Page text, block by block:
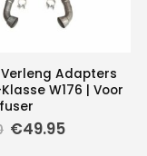
Adapters
W176 | Voor
Oorspronkelijke
€49.95Huidige